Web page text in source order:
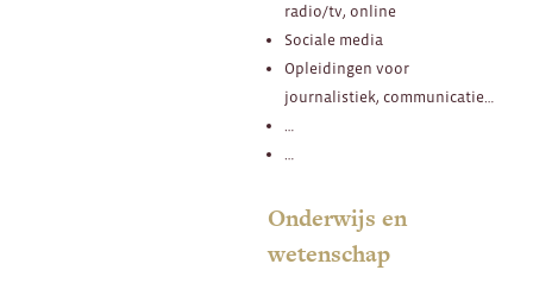
radio/tv, online
Sociale media
Opleidingen voor
journalistiek, communicatie…
…
…
Onderwijs en
wetenschap